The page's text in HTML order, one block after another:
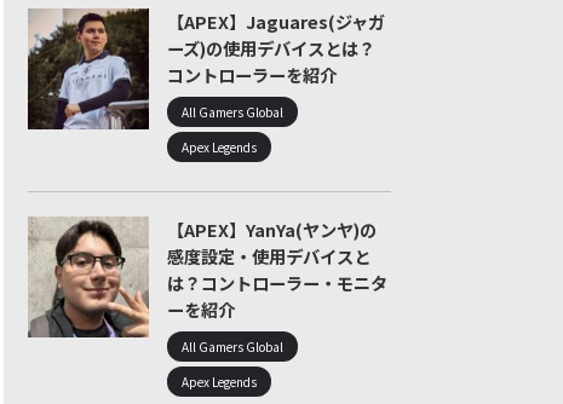
【APEX】Jaguares(ジャガ
ーズ)の使用デバイスとは？
コントローラーを紹介
All Gamers Global
Apex Legends
【APEX】YanYa(ヤンヤ)の
感度設定・使用デバイスと
は？コントローラー・モニタ
ーを紹介
All Gamers Global
Apex Legends